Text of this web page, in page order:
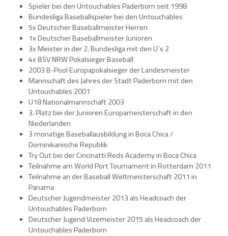
Spieler bei den Untouchables Paderborn seit 1998
Bundesliga Baseballspieler bei den Untouchables
5x Deutscher Baseballmeister Herren
1x Deutscher Baseballmeister Junioren
3x Meister in der 2. Bundesliga mit den U´s 2
4x BSV NRW Pokalsieger Baseball
2003 B-Pool Europapokalsieger der Landesmeister
Mannschaft des Jahres der Stadt Paderborn mit den
Untouchables 2001
U18 Nationalmannschaft 2003
3. Platz bei der Junioren Europameisterschaft in den
Niederlanden
3 monatige Baseballausbildung in Boca Chica /
Dominikanische Republik
Try Out bei der Cincinatti Reds Academy in Boca Chica
Teilnahme am World Port Tournament in Rotterdam 2011
Teilnahme an der Baseball Weltmeisterschaft 2011 in
Panama
Deutscher Jugendmeister 2013 als Headcoach der
Untouchables Paderborn
Deutscher Jugend Vizemeister 2015 als Headcoach der
Untouchables Paderborn